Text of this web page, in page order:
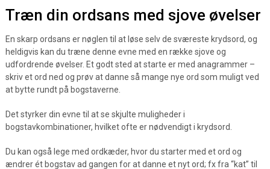
Træn din ordsans med sjove øvelser
En skarp ordsans er nøglen til at løse selv de sværeste krydsord, og
heldigvis kan du træne denne evne med en række sjove og
udfordrende øvelser. Et godt sted at starte er med anagrammer –
skriv et ord ned og prøv at danne så mange nye ord som muligt ved
at bytte rundt på bogstaverne.
Det styrker din evne til at se skjulte muligheder i
bogstavkombinationer, hvilket ofte er nødvendigt i krydsord.
Du kan også lege med ordkæder, hvor du starter med et ord og
ændrer ét bogstav ad gangen for at danne et nyt ord; fx fra “kat” til